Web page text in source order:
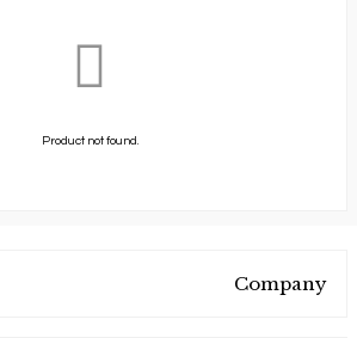
Product not found.
Company